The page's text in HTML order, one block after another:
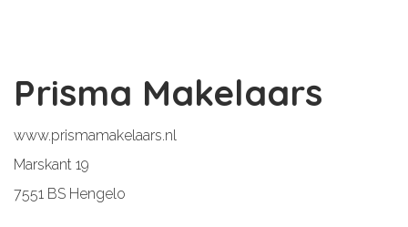
Prisma Makelaars
www.prismamakelaars.nl
Marskant 19
7551 BS Hengelo